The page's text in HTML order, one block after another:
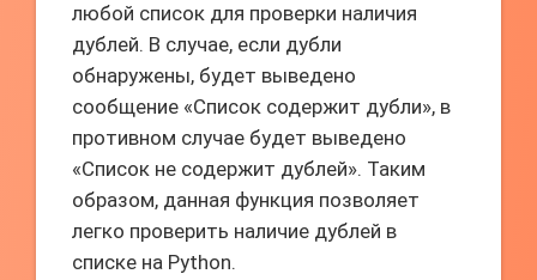
любой список для проверки наличия
дублей. В случае, если дубли
обнаружены, будет выведено
сообщение «Список содержит дубли», в
противном случае будет выведено
«Список не содержит дублей». Таким
образом, данная функция позволяет
легко проверить наличие дублей в
списке на Python.